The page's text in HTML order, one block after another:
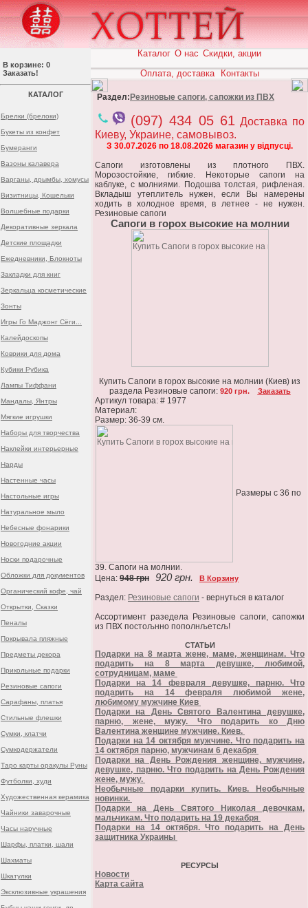
В корзине: 0
Заказать!
КАТАЛОГ
Брелки (брелоки)
Букеты из конфет
Бумеранги
Вазоны калавера
Варганы, дрымбы, хомусы
Визитницы, Кошельки
Волшебные подарки
Декоративные зеркала
Детские площадки
Ежедневники, Блокноты
Закладки для книг
Зеркальца косметические
Зонты
Игры Го Маджонг Сёги...
Калейдоскопы
Коврики для дома
Кубики Рубика
Лампы Тиффани
Мандалы, Янтры
Мягкие игрушки
Наборы для творчества
Наклейки интерьерные
Нарды
Настенные часы
Настольные игры
Натуральное мыло
Небесные фонарики
Новогодние акции
Носки подарочные
Обложки для документов
Органический кофе, чай
Открытки, Сказки
Пеналы
Покрывала пляжные
Предметы декора
Прикольные подарки
Резиновые сапоги
Сарафаны, платья
Стильные флешки
Сумки, клатчи
Сумкодержатели
Таро карты оракулы Руны
Футболки, худи
Художественная керамика
Чайники заварочные
Часы наручные
Шарфы, платки, шали
Шахматы
Шкатулки
Эксклюзивные украшения
Каталог О нас Скидки, акции
Оплата, доставка
Контакты
Раздел: Резиновые сапоги, сапожки из ПВХ
(097) 434 05 61 Доставка по
Киеву, Украине, самовывоз.
З 30.07.2026 по 18.08.2026 магазин у відпусці.
Сапоги изготовлены из плотного ПВХ.
Морозостойкие, гибкие. Некоторые сапоги на
каблуке, с молниями. Подошва толстая, рифленая.
Вкладыш утеплитель нужен, если Вы намерены
ходить в холодное время, в летнее - не нужен.
Резиновые сапоги
Сапоги в горох высокие на молнии
Купить Сапоги в горох высокие на молнии (Киев) из
раздела Резиновые сапоги: 920 грн. Заказать
Артикул товара: # 1977
Материал:
Размер: 36-39 см.
Размеры с 36 по
39. Сапоги на молнии.
Цена: 948 грн 920 грн. В Корзину
Раздел: Резиновые сапоги - вернуться в каталог
Ассортимент разедела Резиновые сапоги, сапожки
из ПВХ постољнно пополнљетсљ!
СТАТЬИ
Подарки на 8 марта жене, маме, женщинам. Что
подарить на 8 марта девушке, любимой,
сотрудницам, маме
Подарки на 14 февраля девушке, парню. Что
подарить на 14 февраля любимой жене,
любимому мужчине Киев
Подарки на День Святого Валентина девушке,
парню, жене, мужу. Что подарить ко Дню
Валентина женщине мужчине. Киев.
Подарки на 14 октября мужчине. Что подарить на
14 октября парню, мужчинам 6 декабря
Подарки на День Рождения женщине, мужчине,
девушке, парню. Что подарить на День Рождения
жене, мужу.
Необычные подарки купить. Киев. Необычные
новинки.
Подарки на День Святого Николая девочкам,
мальчикам. Что подарить на 19 декабря
Подарки на 14 октября. Что подарить на День
защитника Украины
РЕСУРСЫ
Новости
Карта сайта